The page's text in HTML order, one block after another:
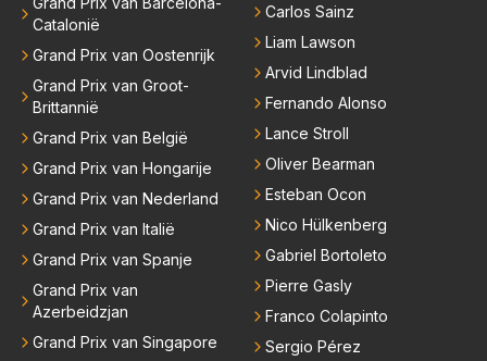
Catalonië
Grand Prix van Oostenrijk
Grand Prix van Groot-
Brittannië
Grand Prix van België
Grand Prix van Hongarije
Grand Prix van Nederland
Grand Prix van Italië
Grand Prix van Spanje
Grand Prix van
Azerbeidzjan
Grand Prix van Singapore
Carlos Sainz
Liam Lawson
Arvid Lindblad
Fernando Alonso
Lance Stroll
Oliver Bearman
Esteban Ocon
Nico Hülkenberg
Gabriel Bortoleto
Pierre Gasly
Franco Colapinto
Sergio Pérez